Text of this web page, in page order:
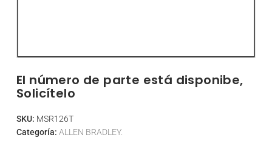
El número de parte está disponibe,
Solicítelo
SKU: MSR126T
Categoría: ALLEN BRADLEY.